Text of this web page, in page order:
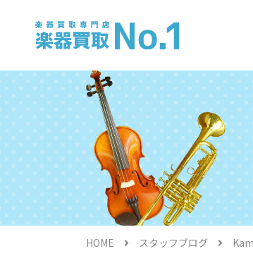
HOME スタッフブログ